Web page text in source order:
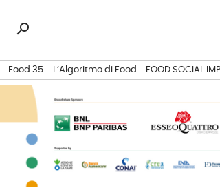
Ricerca
search
Food 35 L’Algoritmo di Food FOOD SOCIAL